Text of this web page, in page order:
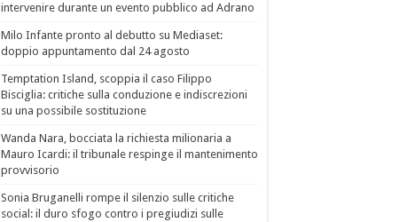
intervenire durante un evento pubblico ad Adrano
Milo Infante pronto al debutto su Mediaset:
doppio appuntamento dal 24 agosto
Temptation Island, scoppia il caso Filippo
Bisciglia: critiche sulla conduzione e indiscrezioni
su una possibile sostituzione
Wanda Nara, bocciata la richiesta milionaria a
Mauro Icardi: il tribunale respinge il mantenimento
provvisorio
Sonia Bruganelli rompe il silenzio sulle critiche
social: il duro sfogo contro i pregiudizi sulle